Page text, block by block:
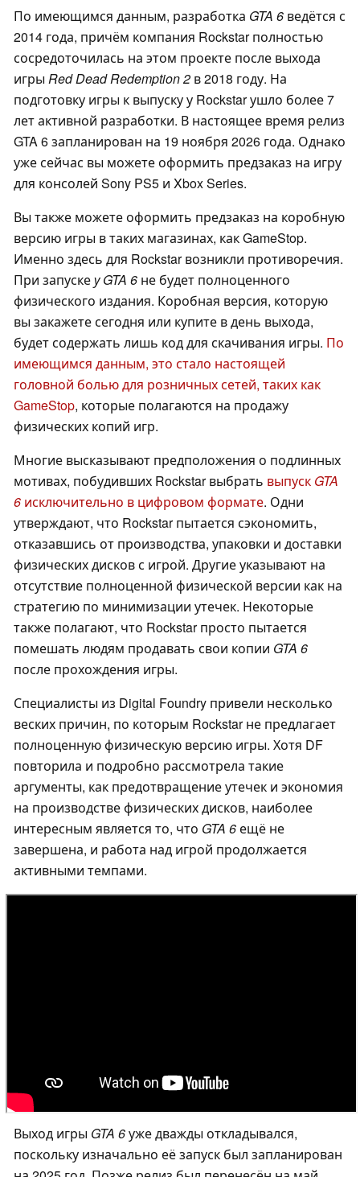
По имеющимся данным, разработка GTA 6 ведётся с
2014 года, причём компания Rockstar полностью
сосредоточилась на этом проекте после выхода
игры Red Dead Redemption 2 в 2018 году. На
подготовку игры к выпуску у Rockstar ушло более 7
лет активной разработки. В настоящее время релиз
GTA 6 запланирован на 19 ноября 2026 года. Однако
уже сейчас вы можете оформить предзаказ на игру
для консолей Sony PS5 и Xbox Series.
Вы также можете оформить предзаказ на коробную
версию игры в таких магазинах, как GameStop.
Именно здесь для Rockstar возникли противоречия.
При запускеу GTA 6 не будет полноценного
физического издания. Коробная версия, которую
вы закажете сегодня или купите в день выхода,
будет содержать лишь код для скачивания игры. По
имеющимся данным, это стало настоящей
головной болью для розничных сетей, таких как
GameStop, которые полагаются на продажу
физических копий игр.
Многие высказывают предположения о подлинных
мотивах, побудивших Rockstar выбрать выпуск GTA
6 исключительно в цифровом формате. Одни
утверждают, что Rockstar пытается сэкономить,
отказавшись от производства, упаковки и доставки
физических дисков с игрой. Другие указывают на
отсутствие полноценной физической версии как на
стратегию по минимизации утечек. Некоторые
также полагают, что Rockstar просто пытается
помешать людям продавать свои копии GTA 6
после прохождения игры.
Специалисты из Digital Foundry привели несколько
веских причин, по которым Rockstar не предлагает
полноценную физическую версию игры. Хотя DF
повторила и подробно рассмотрела такие
аргументы, как предотвращение утечек и экономия
на производстве физических дисков, наиболее
интересным является то, что GTA 6ещё не
завершена, и работа над игрой продолжается
активными темпами.
Выход игры GTA 6уже дважды откладывался,
поскольку изначально её запуск был запланирован